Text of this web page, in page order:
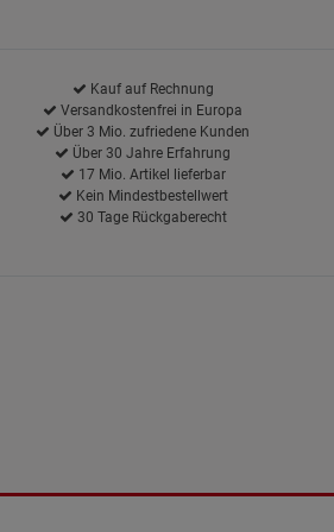
Kauf auf Rechnung
Versandkostenfrei in Europa
Über 3 Mio. zufriedene Kunden
Über 30 Jahre Erfahrung
17 Mio. Artikel lieferbar
Kein Mindestbestellwert
30 Tage Rückgaberecht